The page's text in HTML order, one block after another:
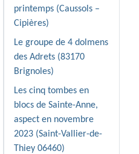
printemps (Caussols –
Cipières)
Le groupe de 4 dolmens
des Adrets (83170
Brignoles)
Les cinq tombes en
blocs de Sainte-Anne,
aspect en novembre
2023 (Saint-Vallier-de-
Thiey 06460)